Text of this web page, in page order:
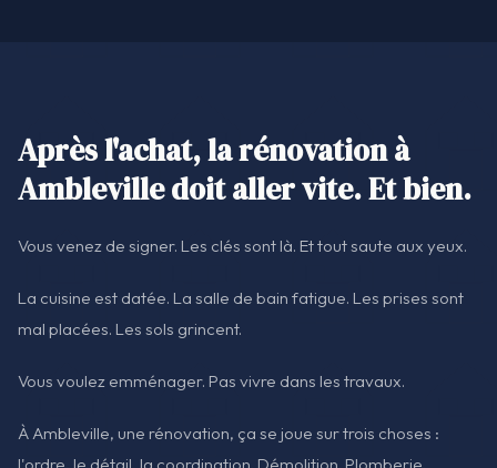
Après l'achat, la rénovation à
Ambleville doit aller vite. Et bien.
Vous venez de signer. Les clés sont là. Et tout saute aux yeux.
La cuisine est datée. La salle de bain fatigue. Les prises sont
mal placées. Les sols grincent.
Vous voulez emménager. Pas vivre dans les travaux.
À Ambleville, une rénovation, ça se joue sur trois choses :